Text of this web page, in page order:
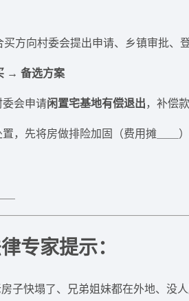
方向村委会提出申请、乡镇审批、
→ 备选方案
会申请闲置宅基地有偿退出，补偿
，先将房做排险加固（费用摊＿＿）
专家提示：
子快塌了、兄弟姐妹都在外地、没